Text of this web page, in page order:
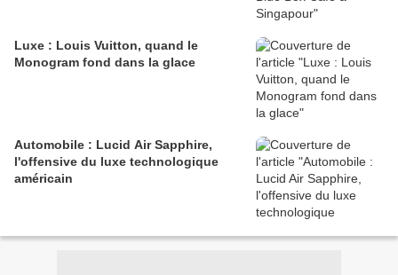
Luxe : Louis Vuitton, quand le
Monogram fond dans la glace
Automobile : Lucid Air Sapphire,
l'offensive du luxe technologique
américain